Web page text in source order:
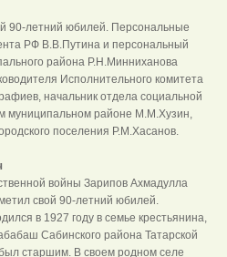
90-летний юбилей. Персональные
РФ В.В.Путина и персональный
района Р.Н.Минниханова
Исполнительного комитета
начальник отдела социальной
муниципальном районе М.М.Хузин,
поселения Р.М.Хасанов.
войны Зарипов Ахмадулла
свой 90-летний юбилей.
в 1927 году в семье крестьянина,
Сабинского района Татарской
старшим. В своем родном селе